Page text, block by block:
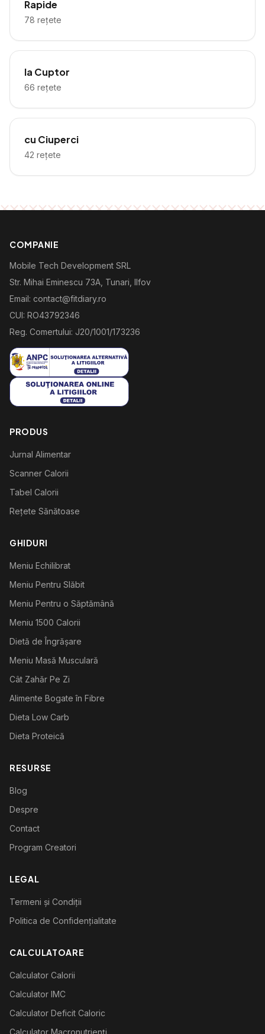
Rapide
78 rețete
la Cuptor
66 rețete
cu Ciuperci
42 rețete
COMPANIE
Mobile Tech Development SRL
Str. Mihai Eminescu 73A, Tunari, Ilfov
Email: contact@fitdiary.ro
CUI: RO43792346
Reg. Comertului: J20/1001/173236
PRODUS
Jurnal Alimentar
Scanner Calorii
Tabel Calorii
Rețete Sănătoase
GHIDURI
Meniu Echilibrat
Meniu Pentru Slăbit
Meniu Pentru o Săptămână
Meniu 1500 Calorii
Dietă de Îngrășare
Meniu Masă Musculară
Cât Zahăr Pe Zi
Alimente Bogate în Fibre
Dieta Low Carb
Dieta Proteică
RESURSE
Blog
Despre
Contact
Program Creatori
LEGAL
Termeni și Condiții
Politica de Confidențialitate
CALCULATOARE
Calculator Calorii
Calculator IMC
Calculator Deficit Caloric
Calculator Macronutrienți